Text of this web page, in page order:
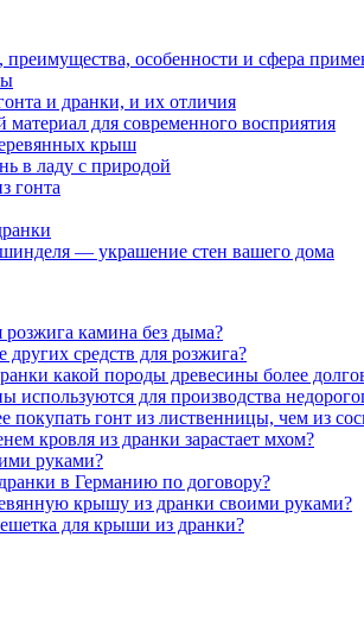
преимущества, особенности и сфера
и дранки, и их отличия
материал для современного восприятия
крыш
в ладу с природой
гонта
— украшение стен вашего дома
камина без дыма?
средств для розжига?
какой породы древесины более
используются для производства
покупать гонт из лиственницы, чем из
кровля из дранки зарастает мхом?
руками?
в Германию по договору?
крышу из дранки своими руками?
для крыши из дранки?